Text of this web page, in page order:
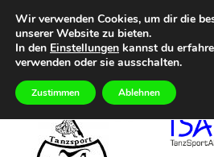
Inhalt
springen
Heute DONNERSTAG,
Eilmeldungen
5. Summer Dance Special – Urlaub vom Alltag
TSA
Wir verwenden Cookies, um dir die
unserer Website zu bieten.
In den Einstellungen kannst du
verwenden oder sie ausschalten.
Zustimmen Ablehnen